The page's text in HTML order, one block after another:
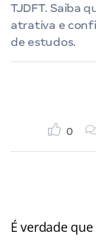
TJDFT. Saiba
atrativa e
de estudos.
0
É verdade